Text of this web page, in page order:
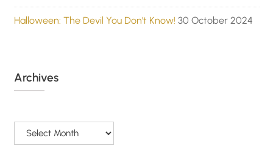
Halloween: The Devil You Don’t Know! 30 October 2024
Archives